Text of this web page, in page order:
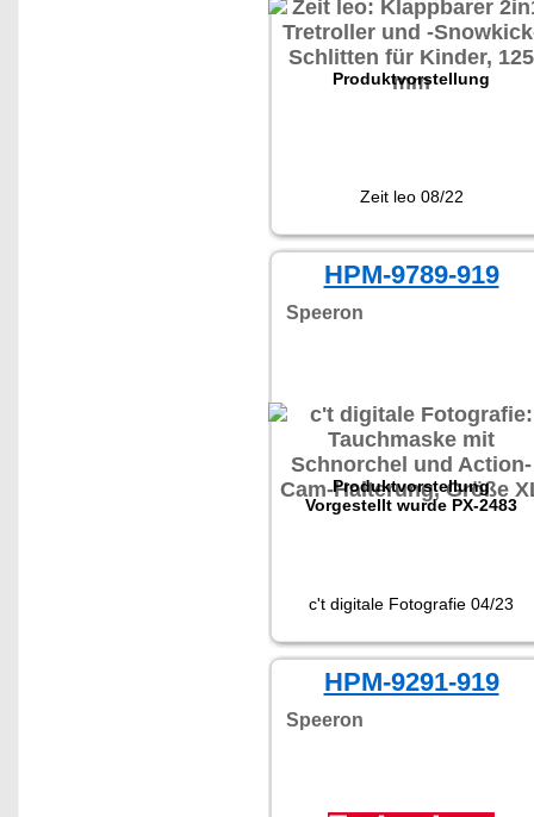
Produktvorstellung
Zeit leo 08/22
HPM-9789-919
Speeron
Produktvorstellung
Vorgestellt wurde PX-2483
c't digitale Fotografie 04/23
HPM-9291-919
Speeron